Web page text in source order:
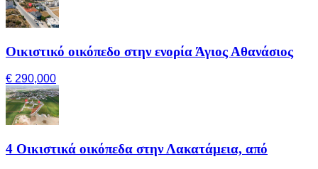
Οικιστικό οικόπεδο στην ενορία Άγιος Αθανάσιος
€ 290,000
4 Οικιστικά οικόπεδα στην Λακατάμεια, από